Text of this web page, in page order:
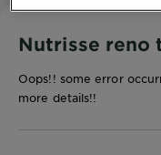
Nutrisse reno
Oops!! some error
more details!!